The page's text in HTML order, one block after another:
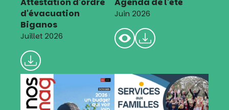
d'évacuation
Biganos
Juillet 2026
Juin 2026